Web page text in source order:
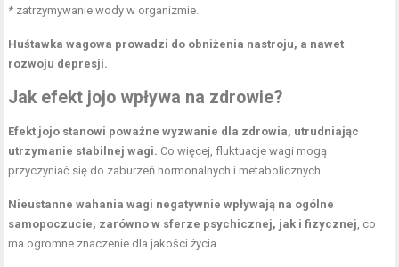
* zatrzymywanie wody w organizmie.
Huśtawka wagowa prowadzi do obniżenia nastroju, a nawet
rozwoju depresji.
Jak efekt jojo wpływa na zdrowie?
Efekt jojo stanowi poważne wyzwanie dla zdrowia, utrudniając
utrzymanie stabilnej wagi. Co więcej, fluktuacje wagi mogą
przyczyniać się do zaburzeń hormonalnych i metabolicznych.
Nieustanne wahania wagi negatywnie wpływają na ogólne
samopoczucie, zarówno w sferze psychicznej, jak i fizycznej , co
ma ogromne znaczenie dla jakości życia.